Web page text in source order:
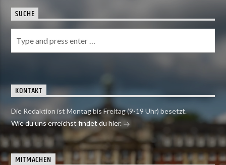
SUCHE
KONTAKT
Die Redaktion ist Montag bis Freitag (9-19 Uhr) besetzt.
Wie du uns erreichst findet du hier.
MITMACHEN